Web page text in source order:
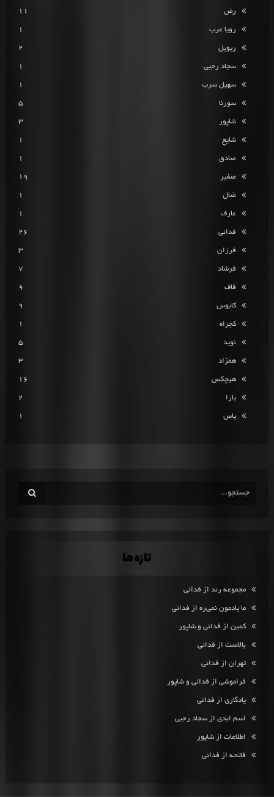
رض 11
رویا عرب 1
ریویل 2
سجاد رجبی 1
سهیل سرب 1
سورنا 5
شاپور 3
شایع 1
صادق 1
صفیر 19
ضال 1
عارف 1
فدائی 26
فرزان 3
فرشاد 7
قاف 9
کابوس 9
کجراه 1
نوید 5
همزاد 3
هیچکس 16
یارا 2
یاس 1
تازه‌ها
مجموعه رند از فدائی
ما یادمون نمی‌ره از فدائی
کمین از فدائی و شاپور
بالاست از فدائی
تهران از فدائی
فراموشی از فدائی و شاپور
یادگاری از فدائی
اسم ابدی از سجاد رجبی
اطلاعات از شاپور
فاتحه از فدائی